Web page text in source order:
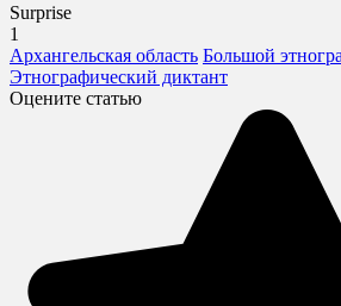
Surprise
1
Архангельская область Большой
Этнографический диктант
Оцените статью